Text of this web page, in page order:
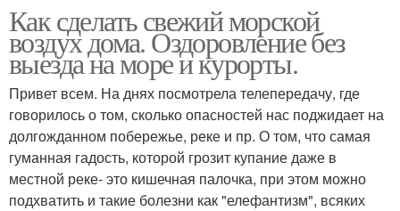
Как сделать свежий морской
воздух дома. Оздоровление без
выезда на море и курорты.
Привет всем. На днях посмотрела телепередачу, где
говорилось о том, сколько опасностей нас поджидает на
долгожданном побережье, реке и пр. О том, что самая
гуманная гадость, которой грозит купание даже в
местной реке- это кишечная палочка, при этом можно
подхватить и такие болезни как "елефантизм", всяких